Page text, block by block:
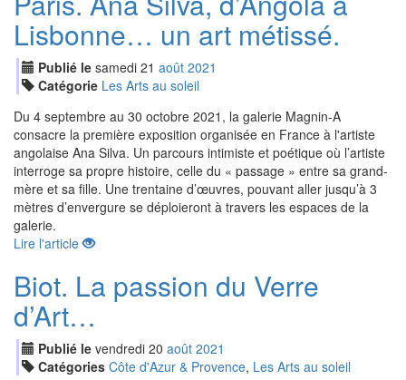
Lisbonne… un art métissé.
Publié le samedi 21 août 2021
Catégorie Les Arts au soleil
Du 4 septembre au 30 octobre 2021, la galerie Magnin-A
consacre la première exposition organisée en France à l'artiste
angolaise Ana Silva. Un parcours intimiste et poétique où l’artiste
interroge sa propre histoire, celle du « passage » entre sa grand-
mère et sa fille. Une trentaine d’œuvres, pouvant aller jusqu’à 3
mètres d’envergure se déploieront à travers les espaces de la
galerie.
Lire l'article
Biot. La passion du Verre
d’Art…
Publié le vendredi 20 août 2021
Catégories Côte d'Azur & Provence, Les Arts au soleil